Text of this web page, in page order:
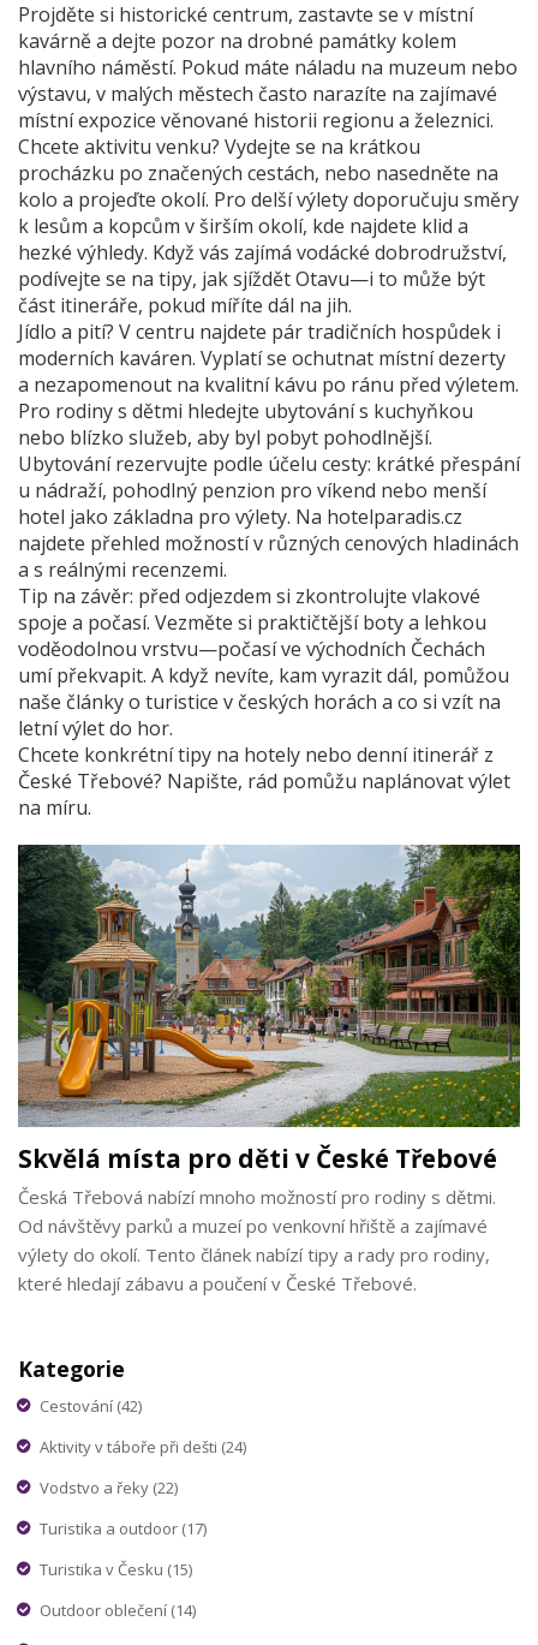
Projděte si historické centrum, zastavte se v místní
kavárně a dejte pozor na drobné památky kolem
hlavního náměstí. Pokud máte náladu na muzeum nebo
výstavu, v malých městech často narazíte na zajímavé
místní expozice věnované historii regionu a železnici.
Chcete aktivitu venku? Vydejte se na krátkou
procházku po značených cestách, nebo nasedněte na
kolo a projeďte okolí. Pro delší výlety doporučuju směry
k lesům a kopcům v širším okolí, kde najdete klid a
hezké výhledy. Když vás zajímá vodácké dobrodružství,
podívejte se na tipy, jak sjíždět Otavu—i to může být
část itineráře, pokud míříte dál na jih.
Jídlo a pití? V centru najdete pár tradičních hospůdek i
moderních kaváren. Vyplatí se ochutnat místní dezerty
a nezapomenout na kvalitní kávu po ránu před výletem.
Pro rodiny s dětmi hledejte ubytování s kuchyňkou
nebo blízko služeb, aby byl pobyt pohodlnější.
Ubytování rezervujte podle účelu cesty: krátké přespání
u nádraží, pohodlný penzion pro víkend nebo menší
hotel jako základna pro výlety. Na hotelparadis.cz
najdete přehled možností v různých cenových hladinách
a s reálnými recenzemi.
Tip na závěr: před odjezdem si zkontrolujte vlakové
spoje a počasí. Vezměte si praktičtější boty a lehkou
voděodolnou vrstvu—počasí ve východních Čechách
umí překvapit. A když nevíte, kam vyrazit dál, pomůžou
naše články o turistice v českých horách a co si vzít na
letní výlet do hor.
Chcete konkrétní tipy na hotely nebo denní itinerář z
České Třebové? Napište, rád pomůžu naplánovat výlet
na míru.
Skvělá místa pro děti v České Třebové
Česká Třebová nabízí mnoho možností pro rodiny s dětmi.
Od návštěvy parků a muzeí po venkovní hřiště a zajímavé
výlety do okolí. Tento článek nabízí tipy a rady pro rodiny,
které hledají zábavu a poučení v České Třebové.
Kategorie
Cestování (42)
Aktivity v táboře při dešti (24)
Vodstvo a řeky (22)
Turistika a outdoor (17)
Turistika v Česku (15)
Outdoor oblečení (14)